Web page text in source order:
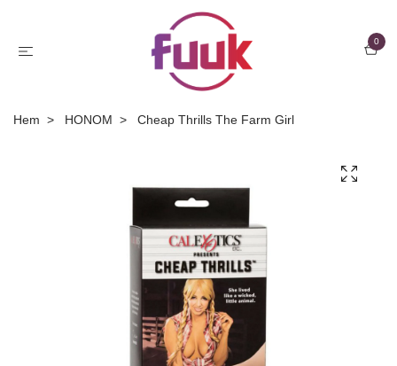
0
Hem HONOM Cheap Thrills The Farm Girl